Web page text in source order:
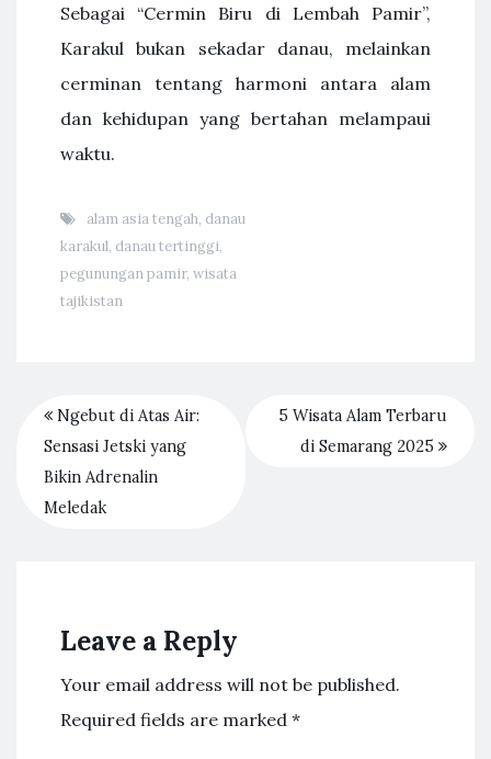
Sebagai “Cermin Biru di Lembah Pamir”,
Karakul bukan sekadar danau, melainkan
cerminan tentang harmoni antara alam
dan kehidupan yang bertahan melampaui
waktu.
alam asia tengah, danau
karakul, danau tertinggi,
pegunungan pamir, wisata
tajikistan
Ngebut di Atas Air:
Sensasi Jetski yang
Bikin Adrenalin
Meledak
5 Wisata Alam Terbaru
di Semarang 2025
Leave a Reply
Your email address will not be published.
Required fields are marked *